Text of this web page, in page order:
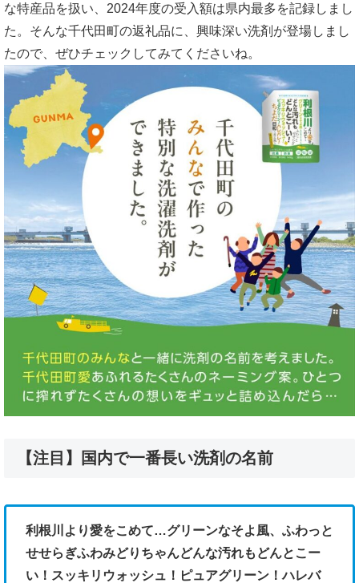
な特産品を扱い、2024年度の受入額は県内最多を記録しまし
た。そんな千代田町の返礼品に、興味深い洗剤が登場しまし
たので、ぜひチェックしてみてくださいね。
【注目】国内で一番長い洗剤の名前
利根川より愛をこめて…グリーンなそよ風、ふわっと
せせらぎふわみどりちゃんどんな汚れもどんとこー
い！スッキリウォッシュ！ピュアグリーン！ハレバ